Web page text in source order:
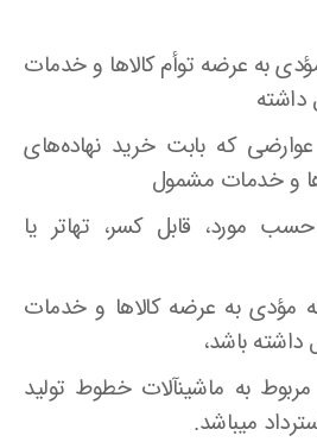
که مؤدی به عرضه توأم کالاها و خدمات
که بابت خرید نهاده‌های
و خدمات مشمول
مورد، قابل کسر، تهاتر یا
آنکه مؤدی به عرضه کالاها و خدمات
باشد،
به ماشینآلات خطوط تولید
میباشد.